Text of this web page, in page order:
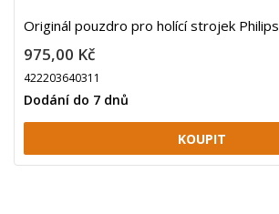
Originál pouzdro pro holící strojek Philips
975,00 Kč
422203640311
Dodání do 7 dnů